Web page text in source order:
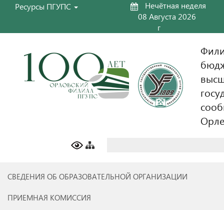
Ресурсы ПГУПС
Нечётная неделя
08 Августа 2026
г
Орле
СВЕДЕНИЯ ОБ ОБРАЗОВАТЕЛЬНОЙ ОРГАНИЗАЦИИ
ПРИЕМНАЯ КОМИССИЯ